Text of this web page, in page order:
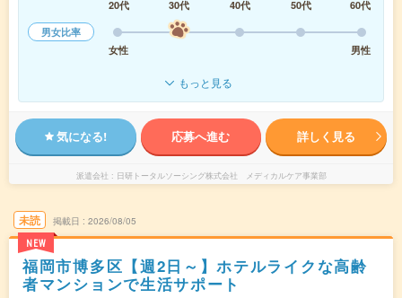
20代
30代 40代 50代
60代
男女比率
女性
男性
もっと見る
気になる! 応募へ進む 詳しく見る
派遣会社 日研トータルソーシング株式会社 メディカルケア事業部
未読
NEW
掲載日 2026/08/05
福岡市博多区【週2日～】ホテルライクな高齢
者マンションで生活サポート